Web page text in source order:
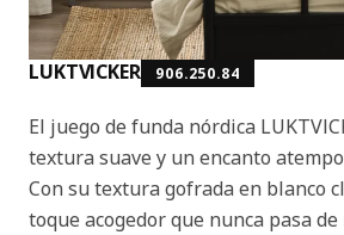
LUKTVICKER 906.250.84
El juego de funda nórdica
textura suave y un encanto
Con su textura gofrada en blanco
toque acogedor que nunca pasa de